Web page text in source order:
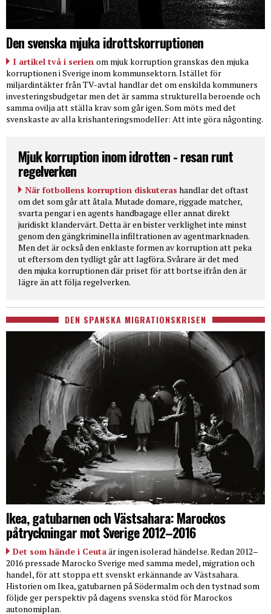
Den svenska mjuka idrottskorruptionen
I artikel två i serien om mjuk korruption granskas den mjuka
korruptionen i Sverige inom kommunsektorn. Istället för
miljardintäkter från TV-avtal handlar det om enskilda kommuners
investeringsbudgetar men det är samma strukturella beroende och
samma ovilja att ställa krav som går igen. Som möts med det
svenskaste av alla krishanteringsmodeller: Att inte göra någonting.
Mjuk korruption inom idrotten - resan runt
regelverken
När fotbollens korruption diskuteras handlar det oftast
om det som går att åtala. Mutade domare, riggade matcher,
svarta pengar i en agents handbagage eller annat direkt
juridiskt klandervärt. Detta är en bister verklighet inte minst
genom den gängkriminella infiltrationen av agentmarknaden.
Men det är också den enklaste formen av korruption att peka
ut eftersom den tydligt går att lagföra. Svårare är det med
den mjuka korruptionen där priset för att bortse ifrån den är
lägre än att följa regelverken.
DEN SPANSKA MIGRATIONSKRISEN
Ikea, gatubarnen och Västsahara: Marockos
påtryckningar mot Sverige 2012–2016
Det som hände i Ceutaär ingen isolerad händelse. Redan 2012–
2016 pressade Marocko Sverige med samma medel, migration och
handel, för att stoppa ett svenskt erkännande av Västsahara.
Historien om Ikea, gatubarnen på Södermalm och den tystnad som
följde ger perspektiv på dagens svenska stöd för Marockos
autonomiplan.